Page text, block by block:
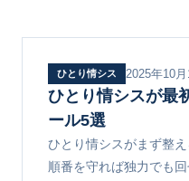
ひとり情シス 2025年10月
ひとり情シスが最
ール5選
ひとり情シスがまず整
順番を守れば独力でも